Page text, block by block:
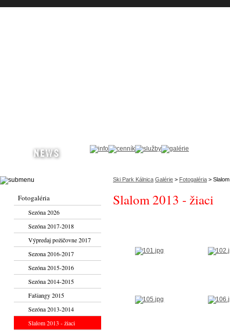
Fotogaléria
Sezóna 2026
Sezóna 2017-2018
Výpredaj požičovne 2017
Sezona 2016-2017
Sezóna 2015-2016
Sezóna 2014-2015
Fašiangy 2015
Sezóna 2013-2014
Slalom 2013 - žiaci
Ski Park Kálnica Galérie > Fotogaléria >
Slalom 2013 - žiaci